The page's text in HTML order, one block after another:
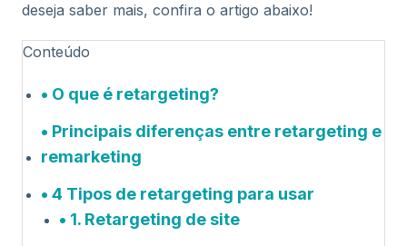
deseja saber mais, confira o artigo abaixo!
Conteúdo
O que é retargeting?
Principais diferenças entre retargeting e
remarketing
4 Tipos de retargeting para usar
1. Retargeting de site